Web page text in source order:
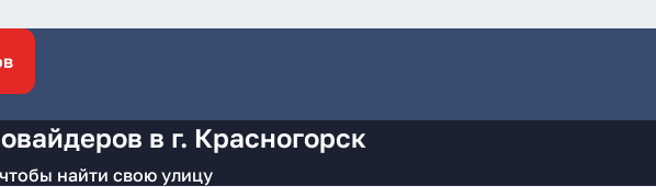
в г. Красногорск
найти свою улицу